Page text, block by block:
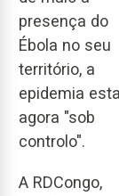
presença do
Ébola no seu
território, a
epidemia
agora "sob
controlo".
A RDCongo,